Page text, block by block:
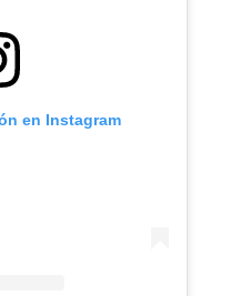
en Instagram